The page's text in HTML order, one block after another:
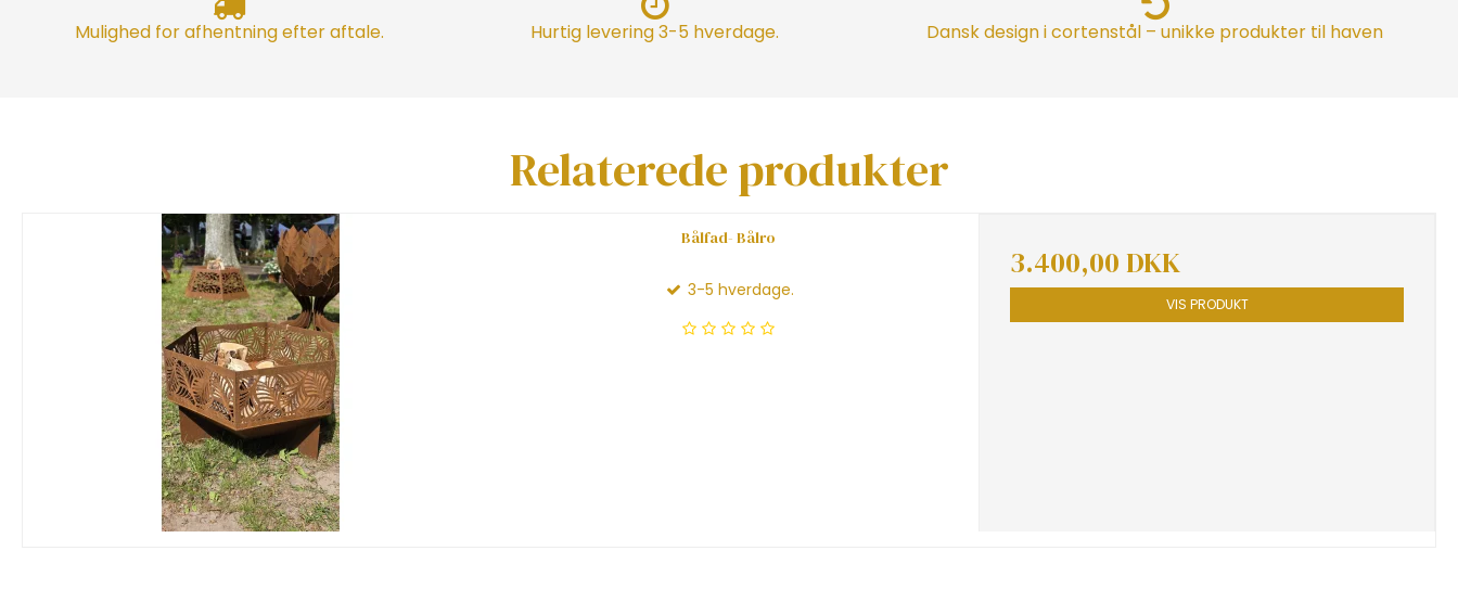
Mulighed for afhentning efter aftale. Hurtig levering 3-5 hverdage. Dansk design i cortenstål – unikke produkter til haven
Relaterede produkter
Bålfad- Bålro
3-5 hverdage.
3.400,00 DKK
VIS PRODUKT